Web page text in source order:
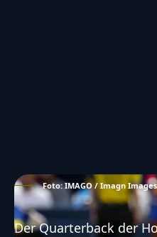
Foto: IMAGO / Imagn Images
Der Quarterback der